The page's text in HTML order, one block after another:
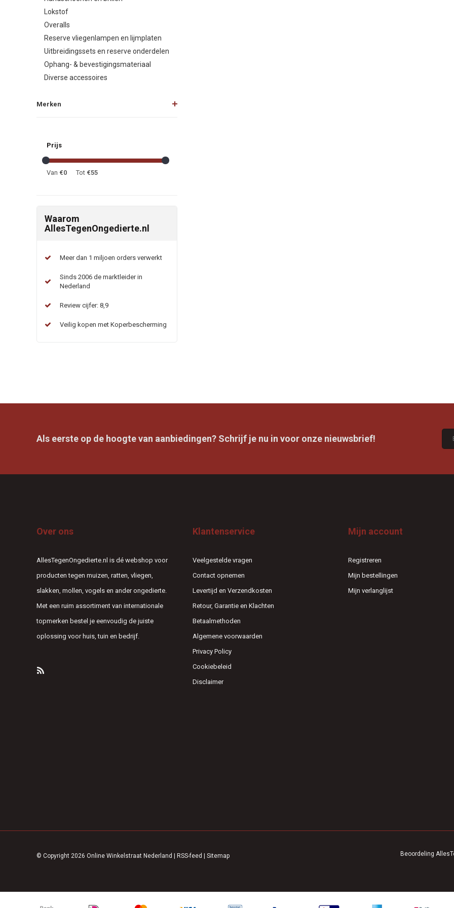
Lokstof
Overalls
Reserve vliegenlampen en lijmplaten
Uitbreidingssets en reserve onderdelen
Ophang- & bevestigingsmateriaal
Diverse accessoires
Merken
Prijs
Van €0 Tot €55
Waarom
AllesTegenOngedierte.nl
Meer dan 1 miljoen orders verwerkt
Sinds 2006 de marktleider in
Nederland
Review cijfer: 8,9
Veilig kopen met Koperbescherming
Als eerste op de hoogte van aanbiedingen? Schrijf je nu in voor onze nieuwsbrief!
Over ons
AllesTegenOngedierte.nl is dé webshop voor
producten tegen muizen, ratten, vliegen,
slakken, mollen, vogels en ander ongedierte.
Met een ruim assortiment van internationale
topmerken bestel je eenvoudig de juiste
oplossing voor huis, tuin en bedrijf.
Klantenservice
Veelgestelde vragen
Contact opnemen
Levertijd en Verzendkosten
Retour, Garantie en Klachten
Betaalmethoden
Algemene voorwaarden
Privacy Policy
Cookiebeleid
Disclaimer
Mijn account
Registreren
Mijn bestellingen
Mijn verlanglijst
© Copyright 2026 Online Winkelstraat Nederland RSS-feed Sitemap Beoordeling